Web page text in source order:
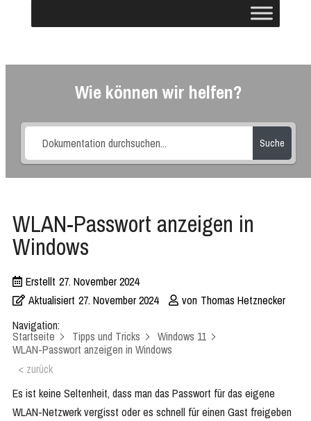
Wie können wir helfen?
Suche
WLAN-Passwort anzeigen in
Windows
Erstellt 27. November 2024
Aktualisiert 27. November 2024 von Thomas Hetznecker
Navigation:
Startseite Tipps und Tricks
Windows 11
WLAN-Passwort anzeigen in Windows
< zurück
Es ist keine Seltenheit, dass man das Passwort für das eigene
WLAN-Netzwerk vergisst oder es schnell für einen Gast freigeben